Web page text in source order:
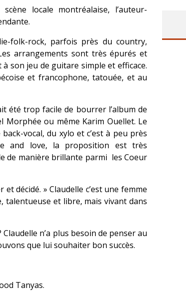
locale montréalaise, l’auteur-
folk-rock, parfois près du country,
arrangements sont très épurés et
son jeu de guitare simple et efficace.
et francophone, tatouée, et au
été trop facile de bourrer l’album de
Morphée ou même Karim Ouellet. Le
vocal, du xylo et c’est à peu près
and love, la proposition est très
de manière brillante parmi les Coeur
décidé. » Claudelle c’est une femme
talentueuse et libre, mais vivant dans
n’a plus besoin de penser au
que lui souhaiter bon succès.
Tanyas.